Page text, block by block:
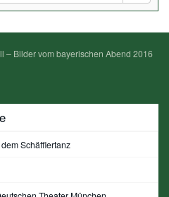
– Bilder vom bayerischen Abend 2016
Schäfflertanz